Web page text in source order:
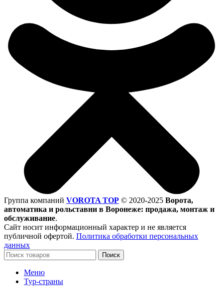
Группа компаний VOROTA TOP © 2020-2025 Ворота,
автоматика и рольставни в Воронеже: продажа, монтаж и
обслуживание.
Сайт носит информационный характер и не является
публичной офертой. Политика обработки персональных
данных
Поиск
Меню
Тур-страны